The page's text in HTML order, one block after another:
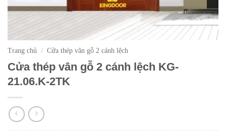
Trang chủ / Cửa thép vân gỗ 2 cánh lệch
Cửa thép vân gỗ 2 cánh lệch KG-
21.06.K-2TK